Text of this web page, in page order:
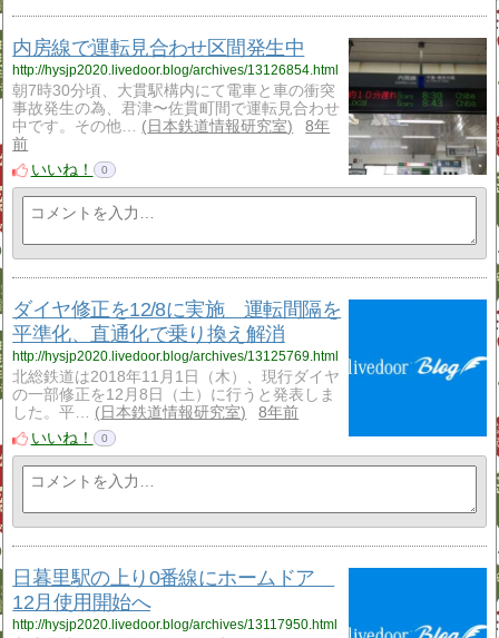
内房線で運転見合わせ区間発生中
http://hysjp2020.livedoor.blog/archives/13126854.html
朝7時30分頃、大貫駅構内にて電車と車の衝突
事故発生の為、君津〜佐貫町間で運転見合わせ
中です。その他…
日本鉄道情報研究室
8年
前
いいね！
0
ダイヤ修正を12/8に実施 運転間隔を
平準化、直通化で乗り換え解消
http://hysjp2020.livedoor.blog/archives/13125769.html
北総鉄道は2018年11月1日（木）、現行ダイヤ
の一部修正を12月8日（土）に行うと発表しま
した。平…
日本鉄道情報研究室
8年前
いいね！
0
日暮里駅の上り0番線にホームドア
12月使用開始へ
http://hysjp2020.livedoor.blog/archives/13117950.html